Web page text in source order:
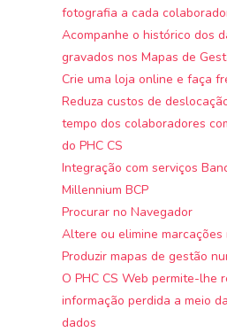
fotografia a cada
Acompanhe o histórico dos
gravados nos Mapas de
Crie uma loja online e faça
Reduza custos de
tempo dos colaboradores
do PHC CS
Integração com serviços
Millennium BCP
Procurar no Navegador
Altere ou elimine marcações
Produzir mapas de gestão
O PHC CS Web permite-lhe
informação perdida a meio
dados